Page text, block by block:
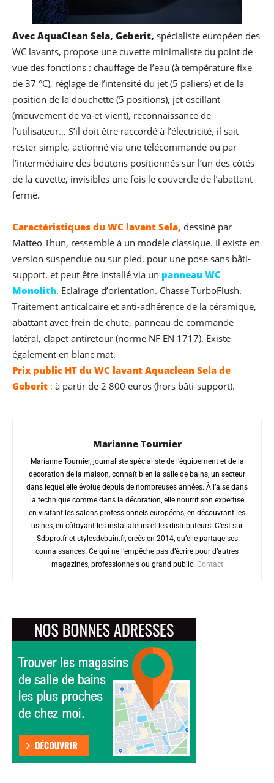
Avec AquaClean Sela, Geberit, spécialiste européen des
WC lavants, propose une cuvette minimaliste du point de
vue des fonctions : chauffage de l’eau (à température fixe
de 37 °C), réglage de l’intensité du jet (5 paliers) et de la
position de la douchette (5 positions), jet oscillant
(mouvement de va-et-vient), reconnaissance de
l’utilisateur… S’il doit être raccordé à l’électricité, il sait
rester simple, actionné via une télécommande ou par
l’intermédiaire des boutons positionnés sur l’un des côtés
de la cuvette, invisibles une fois le couvercle de l’abattant
fermé.
Caractéristiques du WC lavant Sela, dessiné par
Matteo Thun, ressemble à un modèle classique. Il existe en
version suspendue ou sur pied, pour une pose sans bâti-
support, et peut être installé via un panneau WC
Monolith. Eclairage d’orientation. Chasse TurboFlush.
Traitement anticalcaire et anti-adhérence de la céramique,
abattant avec frein de chute, panneau de commande
latéral, clapet antiretour (norme NF EN 1717). Existe
également en blanc mat.
Prix public HT du WC lavant Aquaclean Sela de
Geberit : à partir de 2 800 euros (hors bâti-support).
Marianne Tournier
Marianne Tournier, journaliste spécialiste de l’équipement et de la
décoration de la maison, connaît bien la salle de bains, un secteur
dans lequel elle évolue depuis de nombreuses années. À l’aise dans
la technique comme dans la décoration, elle nourrit son expertise
en visitant les salons professionnels européens, en découvrant les
usines, en côtoyant les installateurs et les distributeurs. C’est sur
Sdbpro.fr et stylesdebain.fr, créés en 2014, qu’elle partage ses
connaissances. Ce qui ne l’empêche pas d’écrire pour d’autres
magazines, professionnels ou grand public. Contact